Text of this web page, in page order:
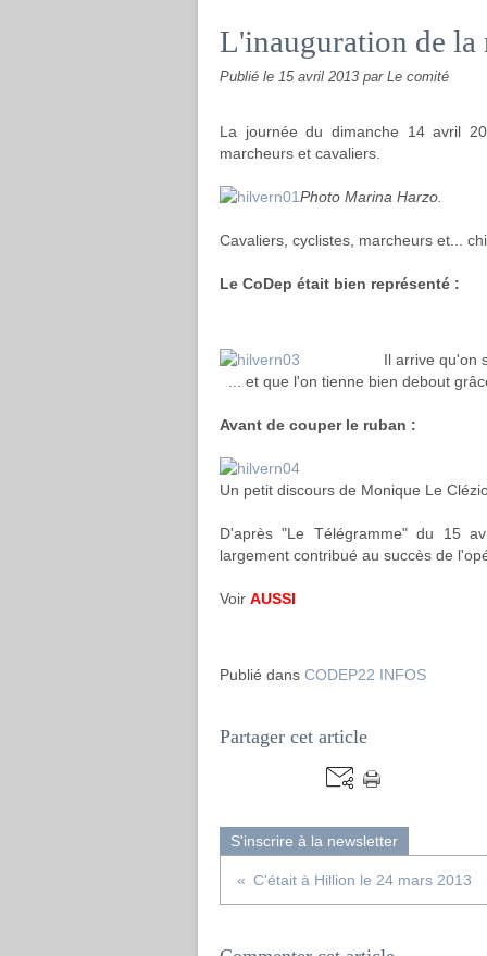
L'inauguration de
Publié le 15 avril 2013 par Le comité
La journée du dimanche 14 avril
marcheurs et cavaliers.
Photo Marina Harzo.
Cavaliers, cyclistes, marcheurs et...
Le CoDep était bien représenté :
Il arrive qu'on
... et que l'on tienne bien debout
Avant de couper le ruban :
Un petit discours de Monique Le
D'après "Le Télégramme" du 15
largement contribué au succès de
Voir AUSSI
Publié dans CODEP22 INFOS
Partager cet article
S'inscrire à la newsletter
C'était à Hillion le 24 mars 2013